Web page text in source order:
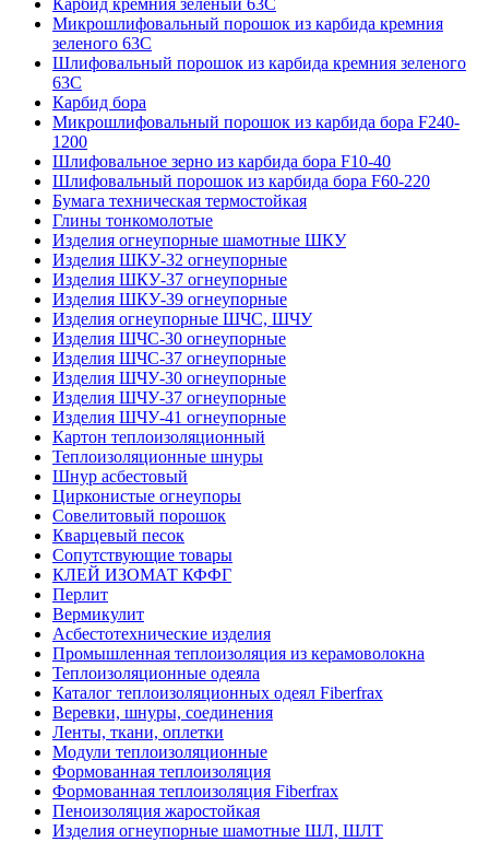
Карбид кремния зеленый 63С
Микрошлифовальный порошок из карбида кремния
зеленого 63С
Шлифовальный порошок из карбида кремния зеленого
63С
Карбид бора
Микрошлифовальный порошок из карбида бора F240-
1200
Шлифовальное зерно из карбида бора F10-40
Шлифовальный порошок из карбида бора F60-220
Бумага техническая термостойкая
Глины тонкомолотые
Изделия огнеупорные шамотные ШКУ
Изделия ШКУ-32 огнеупорные
Изделия ШКУ-37 огнеупорные
Изделия ШКУ-39 огнеупорные
Изделия огнеупорные ШЧС, ШЧУ
Изделия ШЧС-30 огнеупорные
Изделия ШЧС-37 огнеупорные
Изделия ШЧУ-30 огнеупорные
Изделия ШЧУ-37 огнеупорные
Изделия ШЧУ-41 огнеупорные
Картон теплоизоляционный
Теплоизоляционные шнуры
Шнур асбестовый
Цирконистые огнеупоры
Совелитовый порошок
Кварцевый песок
Сопутствующие товары
КЛЕЙ ИЗОМАТ КФФГ
Перлит
Вермикулит
Асбесто­технические изделия
Промышленная теплоизоляция из керамоволокна
Теплоизоляционные одеяла
Каталог теплоизоляционных одеял Fiberfrax
Веревки, шнуры, соединения
Ленты, ткани, оплетки
Модули теплоизоляционные
Формованная теплоизоляция
Формованная теплоизоляция Fiberfrax
Пеноизоляция жаростойкая
Изделия огнеупорные шамотные ШЛ, ШЛТ